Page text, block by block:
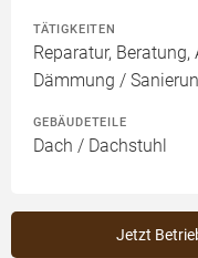
TÄTIGKEITEN
Reparatur,
Dämmung /
GEBÄUDETEILE
Dach / Dachstuhl
Jetzt